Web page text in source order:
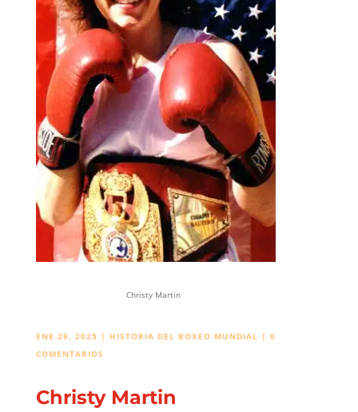
Christy Martin
ENE 29, 2025 | HISTORIA DEL BOXEO MUNDIAL | 0
COMENTARIOS
Christy Martin